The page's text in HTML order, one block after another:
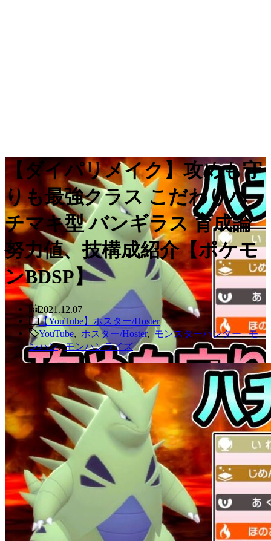
【ダイパリメイク】攻めも守
りも最強クラス こだわりハ
チマキ型 バンギラス 育成論
努力値、技構成紹介【ポケモ
ンBDSP】
2021.12.07
【YouTube】ホスター/Hoster
YouTube
ホスター/Hoster, モンスターハンター,モ
ンハン,モンハンライズ